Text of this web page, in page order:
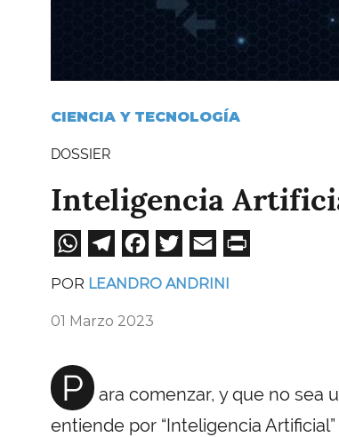
CIENCIA Y TECNOLOGÍA
DOSSIER
Inteligencia
WhatsApp
Telegram
Facebook
Twitter
Email
POR LEANDRO ANDRINI
01 Marzo 2023
P
ara comenzar, y que no sea
entiende por “Inteligencia